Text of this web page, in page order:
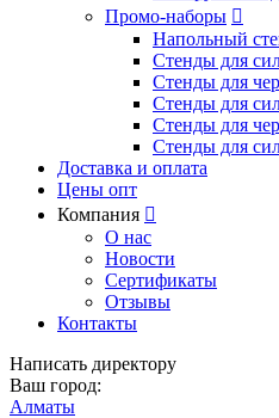
Промо-наборы 
Напольный
Стенды для
Стенды для
Стенды для
Стенды для
Стенды для
Доставка и оплата
Цены опт
Компания 
О нас
Новости
Сертификаты
Отзывы
Контакты
Написать директору
Ваш город:
Алматы